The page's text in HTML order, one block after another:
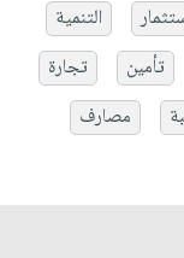
التنمية
تأمين
تجارة
مصارف